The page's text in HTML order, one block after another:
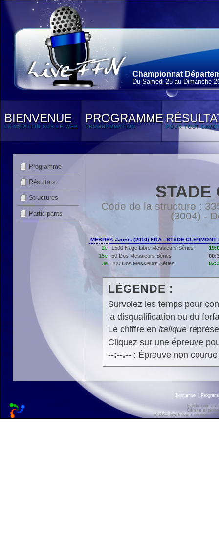
Championnat
Du Samedi 25 au Dimanche
BIENVENUE
LA NATATION SUR LE WEB
PROGRAMME
PROGRAMMATION POUR TOUT
Programme
Résultats
Structures
Participants
STADE
Code de la structure :
(3004) -
MEBREK Jannis (2010) FRA - STADE CLERMONT
2e
1500 Nage Libre Messieurs Séries
15e
50 Dos Messieurs Séries
3e
200 Dos Messieurs Séries
LÉGENDE :
Survolez les temps pour
la disqualification ou du
Le chiffre en italique
Cliquez sur une épreuve
--:--.--: Épreuve non
Bienvenue
liveffn.com est
Ce site
© 2011 liveffn.com version :